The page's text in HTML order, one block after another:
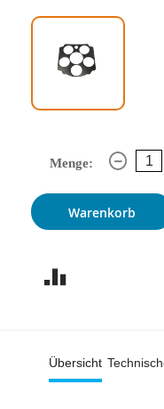
Menge:
Warenkorb
Übersicht